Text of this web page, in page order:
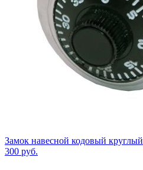
Замок навесной кодовый круглый
300 руб.